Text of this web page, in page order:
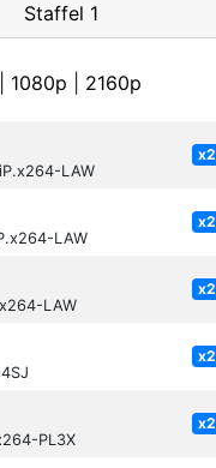
Staffel 1
1080p 2160p
LAW
LAW
LAW
PL3X